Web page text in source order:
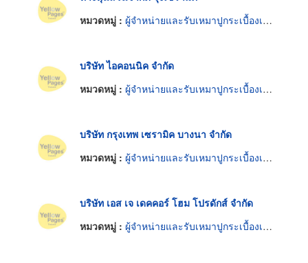
หมวดหมู่ : ผู้จำหน่ายและรับเหมาปูกระเบื้องเซรามิก
บริษัท ไอคอนนิค จำกัด
หมวดหมู่ : ผู้จำหน่ายและรับเหมาปูกระเบื้องเซรามิก
บริษัท กรุงเทพ เซรามิค บางนา จำกัด
หมวดหมู่ : ผู้จำหน่ายและรับเหมาปูกระเบื้องเซรามิก
บริษัท เอส เจ เดคคอร์ โฮม โปรดักส์ จำกัด
หมวดหมู่ : ผู้จำหน่ายและรับเหมาปูกระเบื้องเซรามิก